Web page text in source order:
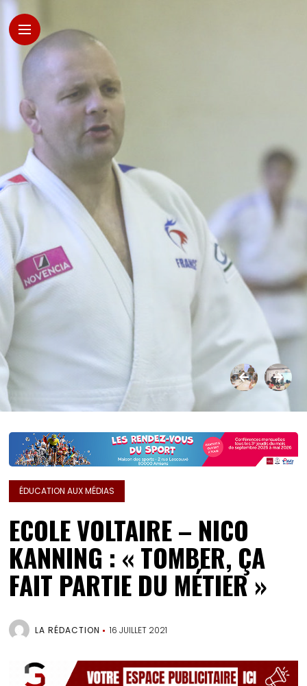
ÉDUCATION AUX MÉDIAS
ECOLE VOLTAIRE – NICO
KANNING : « TOMBER, ÇA
FAIT PARTIE DU MÉTIER »
LA RÉDACTION 16 JUILLET 2021